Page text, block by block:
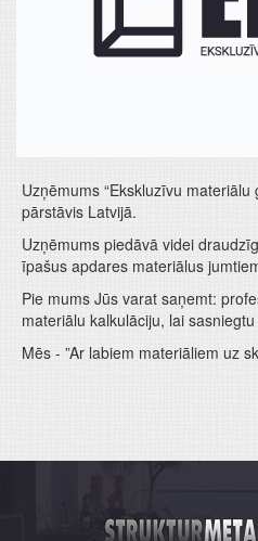
Uzņēmums “Ekskluzīvu
pārstāvis Latvijā.
Uzņēmums piedāvā videi
īpašus apdares materiālus
Pie mums Jūs varat saņemt:
materiālu kalkulāciju, lai
Mēs - ”Ar labiem materiāliem uz